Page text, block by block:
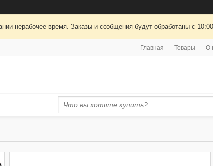
нерабочее время. Заказы и сообщения будут обработаны с
Главная Товары О